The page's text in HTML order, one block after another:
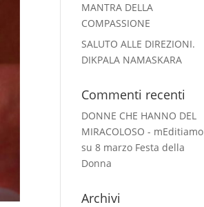
MANTRA DELLA
COMPASSIONE
SALUTO ALLE DIREZIONI.
DIKPALA NAMASKARA
Commenti recenti
DONNE CHE HANNO DEL
MIRACOLOSO - mEditiamo
su8 marzo Festa della
Donna
Archivi